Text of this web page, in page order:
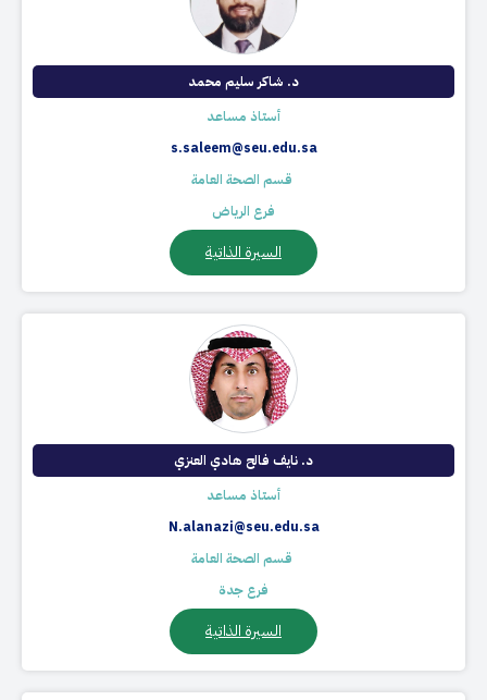
د. شاكر سليم محمد
أستاذ مساعد​
s.saleem@seu.edu.sa
​ قسم الصحة العامة
فرع الرياض
السيرة الذاتية
د. نايف فالح هادي العنزي
أستاذ مساعد
N.alanazi@seu.edu.sa
​ قسم الصحة العامة
فرع جدة
السيرة الذاتية